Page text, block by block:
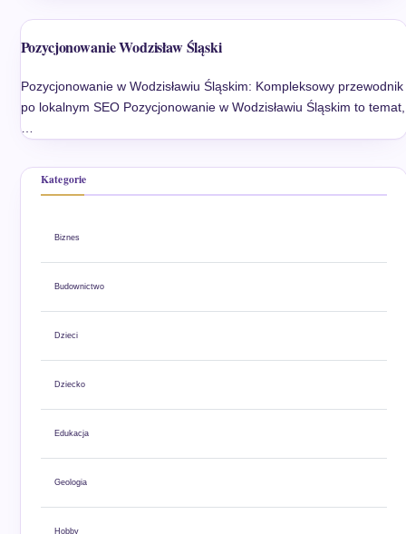
Pozycjonowanie Wodzisław Śląski
Pozycjonowanie w Wodzisławiu Śląskim: Kompleksowy przewodnik
po lokalnym SEO Pozycjonowanie w Wodzisławiu Śląskim to temat,
…
Kategorie
Biznes
Budownictwo
Dzieci
Dziecko
Edukacja
Geologia
Hobby